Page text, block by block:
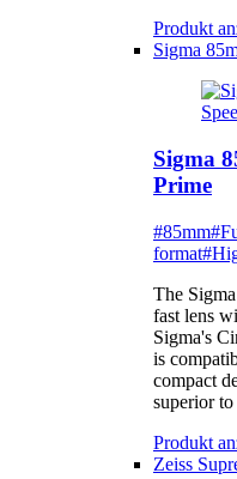
Produkt
Sigma
Sigma
Prime
#85mm
format
The
fast lens
Sigma's
is
compact
superior to
Produkt
Zeiss